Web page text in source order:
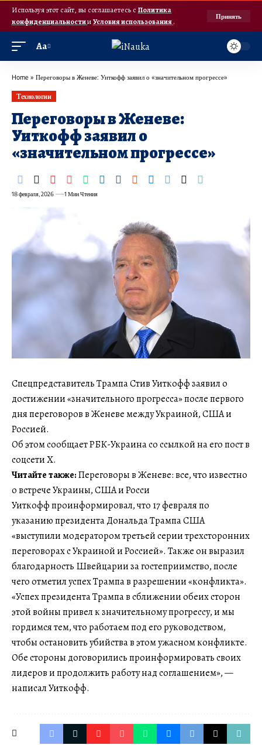
Используя этот сайт, вы соглашаетесь с Политика
конфиденциальностииУсловия использования.
Принять
Аа
Home » Переговоры в Женеве: Уиткофф заявил о «значительном прогрессе»
Технологии
Переговоры в Женеве:
Уиткофф заявил о
«значительном прогрессе»
18 февраля, 2026 1 Мин Чтения
Спецпредставитель Трампа Стив Уиткофф заявил о
достижении «значительного прогресса» после первого
дня переговоров в Женеве между Украиной, США и
Россией.
Об этом сообщает РБК-Украина со ссылкой на его пост в
соцсети Х.
Читайте также:Переговоры в Женеве: все, что известно
о встрече Украины, США и Росси
Уиткофф проинформировал, что 17 февраля по
указанию президента Дональда Трампа США
«выступили модератором третьей серии трехсторонних
переговорах с Украиной и Россией». Также он выразил
благодарность Швейцарии за гостеприимство, после
чего отметил успех Трампа в разрешении «конфликта».
«Успех президента Трампа в сближении обеих сторон
этой войны привел к значительному прогрессу, и мы
гордимся тем, что работаем под его руководством,
чтобы остановить убийства в этом ужасном конфликте.
Обе стороны договорились проинформировать своих
лидеров и продолжить работу над соглашением», —
написал Уиткофф.